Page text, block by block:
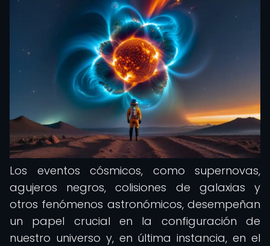
Los eventos cósmicos, como supernovas,
agujeros negros, colisiones de galaxias y
otros fenómenos astronómicos, desempeñan
un papel crucial en la configuración de
nuestro universo y, en última instancia, en el